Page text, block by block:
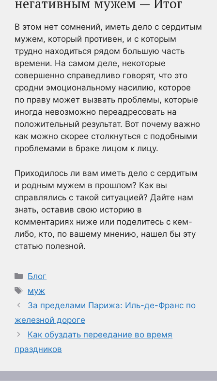
В этом нет сомнений, иметь дело с сердитым
мужем, который противен, и с которым
трудно находиться рядом большую часть
времени. На самом деле, некоторые
совершенно справедливо говорят, что это
сродни эмоциональному насилию, которое
по праву может вызвать проблемы, которые
иногда невозможно переадресовать на
положительный результат. Вот почему важно
как можно скорее столкнуться с подобными
проблемами в браке лицом к лицу.
Приходилось ли вам иметь дело с сердитым
и родным мужем в прошлом? Как вы
справлялись с такой ситуацией? Дайте нам
знать, оставив свою историю в
комментариях ниже или поделитесь с кем-
либо, кто, по вашему мнению, нашел бы эту
статью полезной.
Рубрики
Блог
Метки
муж
За пределами Парижа: Иль-де-Франс по
железной дороге
Как обуздать переедание во время
праздников